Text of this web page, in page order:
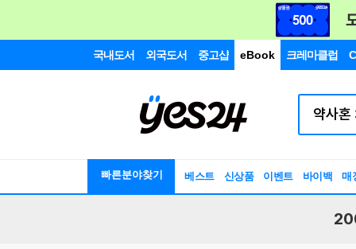
국내도서 외국도서 중고샵 eBook 크레마클럽
빠른분야찾기 베스트 신상품 이벤트 바이백 매